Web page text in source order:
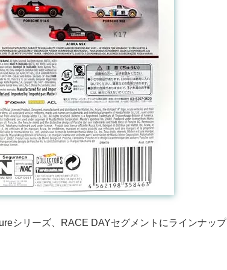
シリーズ、RACE DAYセグメントにラインナップ